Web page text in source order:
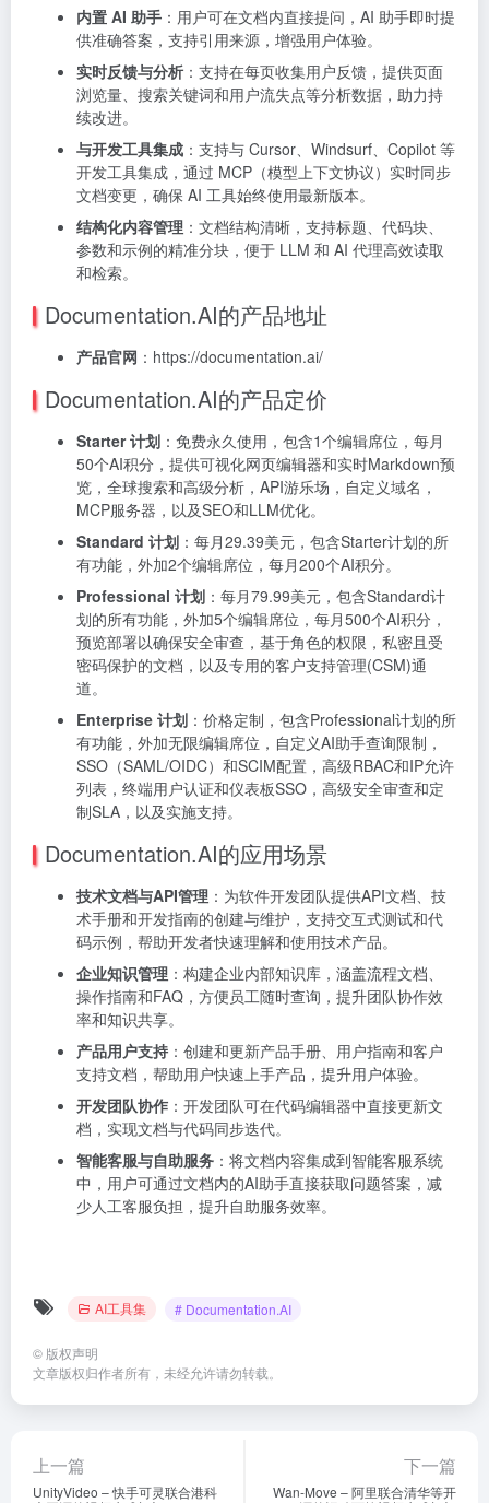
内置 AI 助手 ：用户可在文档内直接提问，AI 助手即时提
供准确答案，支持引用来源，增强用户体验。
实时反馈与分析 ：支持在每页收集用户反馈，提供页面
浏览量、搜索关键词和用户流失点等分析数据，助力持
续改进。
与开发工具集成 ：支持与 Cursor、Windsurf、Copilot 等
开发工具集成，通过 MCP（模型上下文协议）实时同步
文档变更，确保 AI 工具始终使用最新版本。
结构化内容管理 ：文档结构清晰，支持标题、代码块、
参数和示例的精准分块，便于 LLM 和 AI 代理高效读取
和检索。
Documentation.AI的产品地址
产品官网 ：https://documentation.ai/
Documentation.AI的产品定价
Starter 计划 ：免费永久使用，包含1个编辑席位，每月
50个AI积分，提供可视化网页编辑器和实时Markdown预
览，全球搜索和高级分析，API游乐场，自定义域名，
MCP服务器，以及SEO和LLM优化。
Standard 计划 ：每月29.39美元，包含Starter计划的所
有功能，外加2个编辑席位，每月200个AI积分。
Professional 计划 ：每月79.99美元，包含Standard计
划的所有功能，外加5个编辑席位，每月500个AI积分，
预览部署以确保安全审查，基于角色的权限，私密且受
密码保护的文档，以及专用的客户支持管理(CSM)通
道。
Enterprise 计划 ：价格定制，包含Professional计划的所
有功能，外加无限编辑席位，自定义AI助手查询限制，
SSO（SAML/OIDC）和SCIM配置，高级RBAC和IP允许
列表，终端用户认证和仪表板SSO，高级安全审查和定
制SLA，以及实施支持。
Documentation.AI的应用场景
技术文档与API管理 ：为软件开发团队提供API文档、技
术手册和开发指南的创建与维护，支持交互式测试和代
码示例，帮助开发者快速理解和使用技术产品。
企业知识管理 ：构建企业内部知识库，涵盖流程文档、
操作指南和FAQ，方便员工随时查询，提升团队协作效
率和知识共享。
产品用户支持 ：创建和更新产品手册、用户指南和客户
支持文档，帮助用户快速上手产品，提升用户体验。
开发团队协作 ：开发团队可在代码编辑器中直接更新文
档，实现文档与代码同步迭代。
智能客服与自助服务 ：将文档内容集成到智能客服系统
中，用户可通过文档内的AI助手直接获取问题答案，减
少人工客服负担，提升自助服务效率。
AI工具集 # Documentation.AI
© 版权声明
文章版权归作者所有，未经允许请勿转载。
上一篇
UnityVideo – 快手可灵联合港科
下一篇
Wan-Move – 阿里联合清华等开